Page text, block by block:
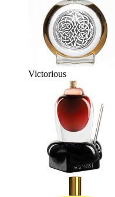
Victorious